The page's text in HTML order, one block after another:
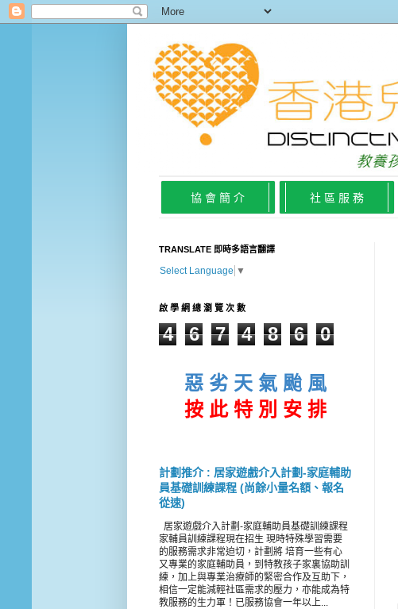
協 會 簡 介 社 區 服 務
TRANSLATE 即時多語言翻譯
Select Language ▼
啟 學 網 總 瀏 覽 次 數
4 6 7 4 8 6 0
惡 劣 天 氣 颱 風
按 此 特 別 安 排
計劃推介 : 居家遊戲介入計劃-家庭輔助
員基礎訓練課程 (尚餘小量名額、報名
從速)
居家遊戲介入計劃-家庭輔助員基礎訓練課程
家輔員訓練課程現在招生 現時特殊學習需要
的服務需求非常迫切，計劃將 培育一些有心
又專業的家庭輔助員，到特教孩子家裏協助訓
練，加上與專業治療師的緊密合作及互助下，
相信一定能減輕社區需求的壓力，亦能成為特
教服務的生力軍！已服務協會一年以上...